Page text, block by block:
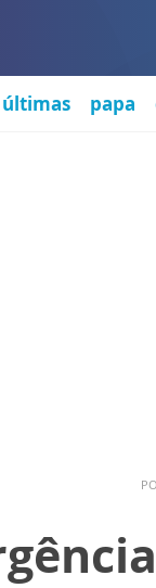
últimas papa